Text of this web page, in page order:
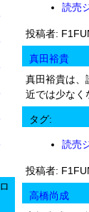
読売
投稿者:
真田裕貴
真田裕貴は、
近では少なく
タグ:
読売
投稿者:
高橋尚成